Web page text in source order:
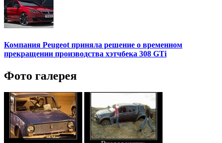
Компания Peugeot приняла решение о временном
прекращении производства хэтчбека 308 GTi
Фото галерея